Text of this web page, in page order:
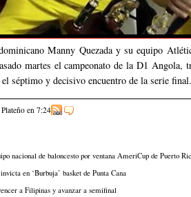
Manny Quezada y su equipo
martes el campeonato de la D1 Angola,
séptimo y decisivo encuentro de la serie final.
en 7:24
nacional de baloncesto por ventana AmeriCup de Puerto
en ‘Burbuja’ basket de Punta Cana
a Filipinas y avanzar a semifinal